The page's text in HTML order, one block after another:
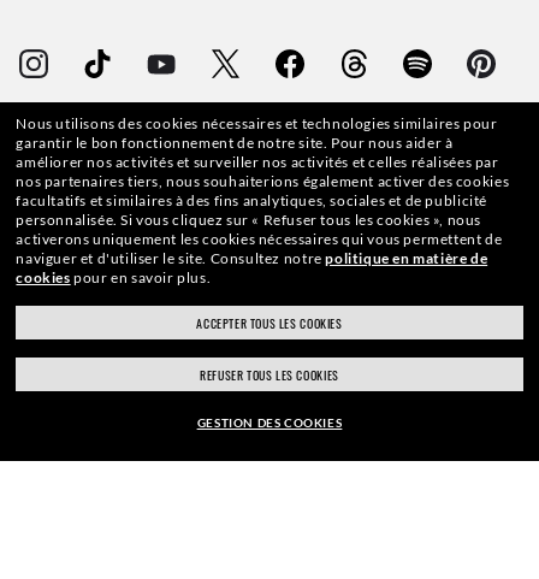
WebID # 419 667 183
AVERTISSEMENTS ET INFORMATIONS DE SÉCURITÉ SUR LES PRODUITS
POLITIQUE DE PROTECTION DES DONNÉES À CARACTÈRE PERSONNEL
CONDITIONS GÉNÉRALES D’UTILISATION
Nous utilisons des cookies nécessaires et technologies similaires pour
garantir le bon fonctionnement de notre site. Pour nous aider à
améliorer nos activités et surveiller nos activités et celles réalisées par
nos partenaires tiers, nous souhaiterions également activer des cookies
facultatifs et similaires à des fins analytiques, sociales et de publicité
personnalisée. Si vous cliquez sur « Refuser tous les cookies », nous
activerons uniquement les cookies nécessaires qui vous permettent de
naviguer et d'utiliser le site. Consultez notrepolitique en matière de
cookies pour en savoir plus.
ACCEPTER TOUS LES COOKIES
REFUSER TOUS LES COOKIES
GESTION DES COOKIES